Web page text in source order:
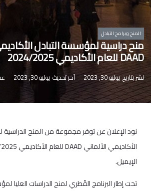
المنح وبرامج التبادل
منح دراسية لمؤسسة التبادل
DAAD للعام الأكاديمي 2024/2025
نشر بتاريخ يوليو 30, 2023 آخر تحديث يوليو 30, 2023
نود الإعلان عن توفر مجموعة من المنح
الإيميل.
تحت إطار البرنامج القُطري لمنح الدراسات العليا